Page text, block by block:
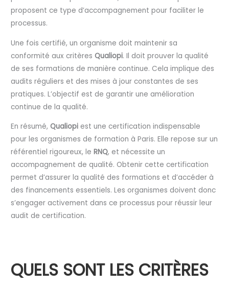
proposent ce type d’accompagnement pour faciliter le
processus.
Une fois certifié, un organisme doit maintenir sa
conformité aux critères Qualiopi. Il doit prouver la qualité
de ses formations de manière continue. Cela implique des
audits réguliers et des mises à jour constantes de ses
pratiques. L’objectif est de garantir une amélioration
continue de la qualité.
En résumé, Qualiopi est une certification indispensable
pour les organismes de formation à Paris. Elle repose sur un
référentiel rigoureux, leRNQ, et nécessite un
accompagnement de qualité. Obtenir cette certification
permet d’assurer la qualité des formations et d’accéder à
des financements essentiels. Les organismes doivent donc
s’engager activement dans ce processus pour réussir leur
audit de certification.
QUELS SONT LES CRITÈRES